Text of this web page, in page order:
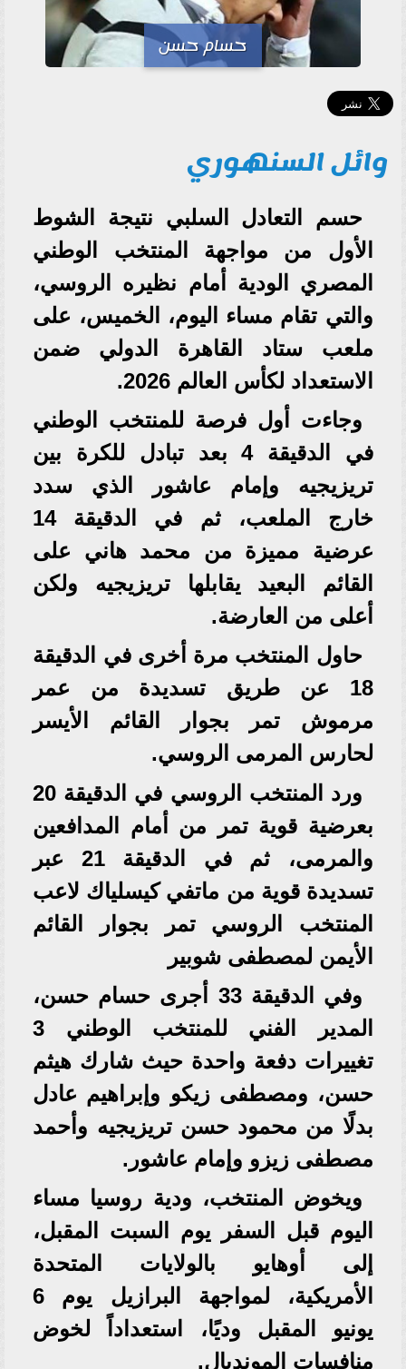
حسام حسن
وائل السنهوري
حسم التعادل السلبي نتيجة الشوط
الأول من مواجهة المنتخب الوطني
المصري الودية أمام نظيره الروسي،
والتي تقام مساء اليوم، الخميس، على
ملعب ستاد القاهرة الدولي ضمن
الاستعداد لكأس العالم 2026.
وجاءت أول فرصة للمنتخب الوطني
في الدقيقة 4 بعد تبادل للكرة بين
تريزيجيه وإمام عاشور الذي سدد
خارج الملعب، ثم في الدقيقة 14
عرضية مميزة من محمد هاني على
القائم البعيد يقابلها تريزيجيه ولكن
أعلى من العارضة.
حاول المنتخب مرة أخرى في الدقيقة
18 عن طريق تسديدة من عمر
مرموش تمر بجوار القائم الأيسر
لحارس المرمى الروسي.
ورد المنتخب الروسي في الدقيقة 20
بعرضية قوية تمر من أمام المدافعين
والمرمى، ثم في الدقيقة 21 عبر
تسديدة قوية من ماتفي كيسلياك لاعب
المنتخب الروسي تمر بجوار القائم
الأيمن لمصطفى شوبير
وفي الدقيقة 33 أجرى حسام حسن،
المدير الفني للمنتخب الوطني 3
تغييرات دفعة واحدة حيث شارك هيثم
حسن، ومصطفى زيكو وإبراهيم عادل
بدلًا من محمود حسن تريزيجيه وأحمد
مصطفى زيزو وإمام عاشور.
ويخوض المنتخب، ودية روسيا مساء
اليوم قبل السفر يوم السبت المقبل،
إلى أوهايو بالولايات المتحدة
الأمريكية، لمواجهة البرازيل يوم 6
يونيو المقبل وديًا، استعداداً لخوض
منافسات المونديال.